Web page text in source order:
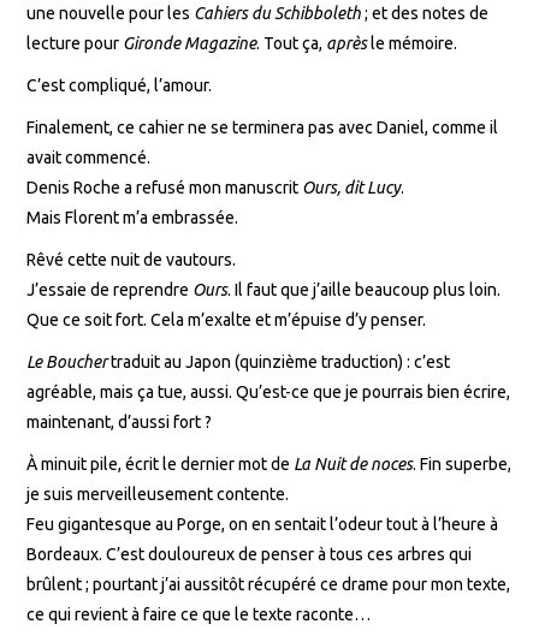
une nouvelle pour les Cahiers du Schibboleth; et des notes de
lecture pour Gironde Magazine. Tout ça, aprèsle mémoire.
C’est compliqué, l’amour.
Finalement, ce cahier ne se terminera pas avec Daniel, comme il
avait commencé.
Denis Roche a refusé mon manuscrit Ours, dit Lucy.
Mais Florent m’a embrassée.
Rêvé cette nuit de vautours.
J’essaie de reprendre Ours. Il faut que j’aille beaucoup plus loin.
Que ce soit fort. Cela m’exalte et m’épuise d’y penser.
Le Bouchertraduit au Japon (quinzième traduction) : c’est
agréable, mais ça tue, aussi. Qu’est-ce que je pourrais bien écrire,
maintenant, d’aussi fort ?
À minuit pile, écrit le dernier mot de La Nuit de noces. Fin superbe,
je suis merveilleusement contente.
Feu gigantesque au Porge, on en sentait l’odeur tout à l’heure à
Bordeaux. C’est douloureux de penser à tous ces arbres qui
brûlent ; pourtant j’ai aussitôt récupéré ce drame pour mon texte,
ce qui revient à faire ce que le texte raconte…